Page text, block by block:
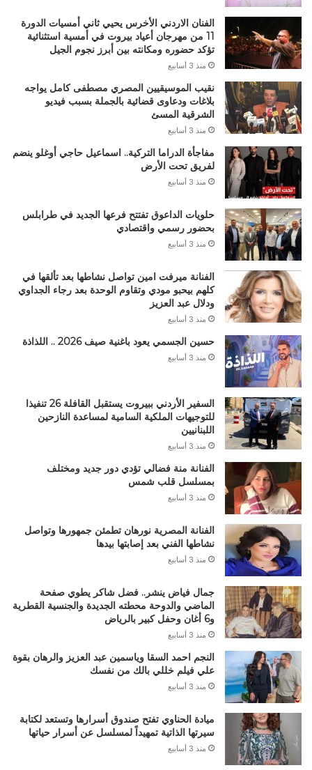
الفنان الاردني الأخرس يحيي ثاني أمسيات الدورة
11 من مهرجان أعياد بيروت في أمسية استثنائية
تؤكد حضوره ومكانته بين أبرز نجوم الجيل
منذ 3 أسابيع
نقيب الموسيقيين المصري مصطفى كامل يواجه
بلاغات ودعاوى قضائية بالجملة بسبب فيديو
الشرقية المسئ
منذ 3 أسابيع
مفاجأة الدراما التركية.. اسماعيل حاجي أوغلو ينضم
لفريق تحت الأرض
منذ 3 أسابيع
حلويات الداعوق تفتتح فرعها الجديد في طرابلس
بحضور رسمي واقتصادي
منذ 3 أسابيع
الفنانة ميرفت امين تواصل نشاطها بعد تألقها في
كلهم بيحبو مودي وتقاوم الوحدة بعد رجاء الجداوي
ودلال عبد العزيز
منذ 3 أسابيع
حسين الجسمي يعود باغنية صيف 2026 .. اللذاذة
منذ 3 أسابيع
السفير الأردني ببيروت يستقبل القافلة 26 تنفيذا
للتوجيهات الملكية السامية لمساعدة النازحين
اللبنانيين
منذ 3 أسابيع
الفنانة منة فضالي تؤدي دور جديد ومختلف
بمسلسل قلب شمس
منذ 3 أسابيع
الفنانة المصرية نورهان تطمئن جمهورها وتواصل
نشاطها الفني بعد إصابتها بيدها
منذ 3 أسابيع
جمال فياض ينشر.. فضل شاكر يطوي صفحة
الماضي والدوحة محطته الجديدة والجنسية القطرية
و6 أغان وحفل كبير بالرياض
منذ 3 أسابيع
النجم احمد السقا وياسمين عبد العزيز والرهان بقوة
علي فيلم خللي بالك من نفسك
منذ 3 أسابيع
ميادة الحناوي تفتح صندوق أسرارها وتستعد لكتابة
سيرتها الذاتية تمهيداً لمسلسل عن أسرار حياتها
منذ 3 أسابيع